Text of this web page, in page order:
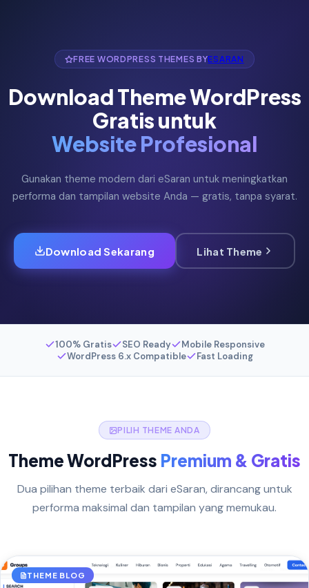
FREE WORDPRESS THEMES BYESARAN
Download Theme WordPress
Gratis untuk
Website Profesional
Gunakan theme modern dari eSaran untuk meningkatkan
performa dan tampilan website Anda — gratis, tanpa syarat.
Download Sekarang Lihat Theme
100% Gratis SEO Ready
Mobile Responsive
WordPress 6.x Compatible
Fast Loading
PILIH THEME ANDA
Theme WordPress Premium & Gratis
Dua pilihan theme terbaik dari eSaran, dirancang untuk
performa maksimal dan tampilan yang memukau.
THEME BLOG